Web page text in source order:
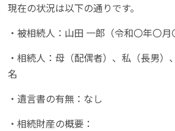
現在の状況は以下の通りです。
・被相続人：山田 一郎（令和〇年〇月
・相続人：母（配偶者）、私（長男）
名
・遺言書の有無：なし
・相続財産の概要：